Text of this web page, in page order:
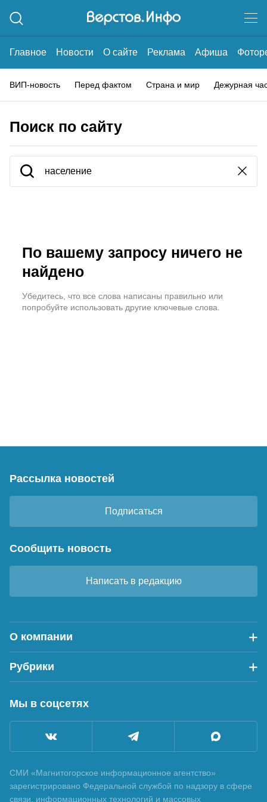
Главное Новости О сайте Реклама Афиша
ВИП-новость Перед фактом Страна и мир Дежурная
Поиск по сайту
По вашему запросу ничего не
найдено
Убедитесь, что все слова написаны правильно или
попробуйте использовать другие ключевые слова.
Рассылка новостей
Подписаться
Сообщить новость
Написать в редакцию
О компании
Рубрики
Мы в соцсетях
СМИ «Магнитогорское информационное агентство»
зарегистрировано Федеральной службой по надзору в сфере
связи, информационных технологий и массовых